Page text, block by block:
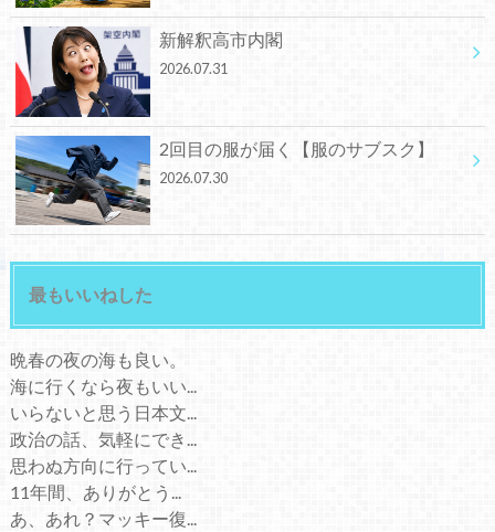
新解釈高市内閣
2026.07.31
2回目の服が届く【服のサブスク】
2026.07.30
最もいいねした
晩春の夜の海も良い。
海に行くなら夜もいい...
いらないと思う日本文...
政治の話、気軽にでき...
思わぬ方向に行ってい...
11年間、ありがとう...
あ、あれ？マッキー復...